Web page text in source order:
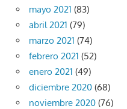
mayo 2021 (83)
abril 2021 (79)
marzo 2021 (74)
febrero 2021 (52)
enero 2021 (49)
diciembre 2020 (68)
noviembre 2020 (76)